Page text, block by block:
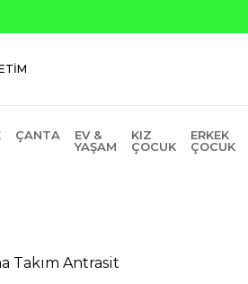
ÇANTA
EV &
YAŞAM
KIZ
ÇOCUK
ERKEK
ÇOCUK
Takım Antrasit